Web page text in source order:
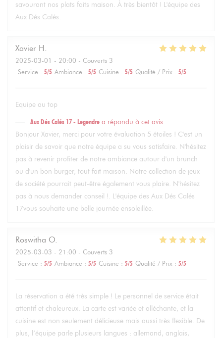
savourant nos plats faits maison. À très bientôt ! L'équipe des
Aux Dés Calés.
Xavier H
2025-03-01 - 20:00 - Couverts 3
Service : 5/5 Ambiance : 5/5 Cuisine : 5/5 Qualité / Prix : 5/5
Equipe au top
Aux Dés Calés 17 - Legendre a répondu à cet avis
Bonjour Xavier, merci pour votre évaluation 5 étoiles ! C'est un
plaisir de savoir que notre équipe a su vous satisfaire. N'hésitez
pas à revenir profiter de notre ambiance autour d'un brunch
ou d'un bon burger, tout fait maison. Notre collection de jeux
de société pourrait peut-être également vous plaire. N'hésitez
pas à nous demander conseil !. L'équipe des Aux Dés Calés
17vous souhaite une belle journée ensoleillée.
Roswitha O
2025-03-03 - 21:00 - Couverts 3
Service : 5/5 Ambiance : 5/5 Cuisine : 5/5 Qualité / Prix : 5/5
La réservation a été très simple ! Le personnel de service était
attentif et chaleureux. La carte est variée et alléchante, et la
cuisine est non seulement délicieuse mais aussi très flexible. De
plus, l’équipe parle plusieurs langues : allemand, anglais,